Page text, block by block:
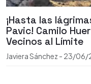
¡Hasta las
Pavic! Camilo
Vecinos al Límite
Javiera Sánchez - 23/06/